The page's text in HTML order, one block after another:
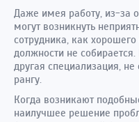
Даже имея работу, из-за
могут возникнуть
сотрудника, как
должности не
другая специализация,
рангу.
Когда возникают
наилучшее решение